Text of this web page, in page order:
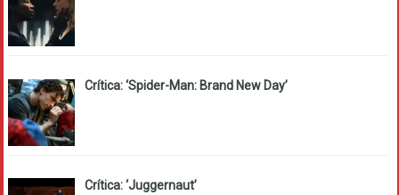
Crítica: ‘Spider-Man: Brand New Day’
Crítica: ‘Juggernaut’